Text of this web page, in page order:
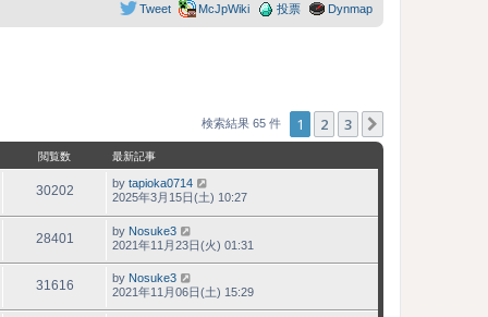
Dynmap
投票
McJpWiki
Tweet
検索結果 65 件 1 2 3
閲覧数 最新記事
30202 by tapioka0714
2025年3月15日(土) 10:27
28401 by Nosuke3
2021年11月23日(火) 01:31
31616 by Nosuke3
2021年11月06日(土) 15:29